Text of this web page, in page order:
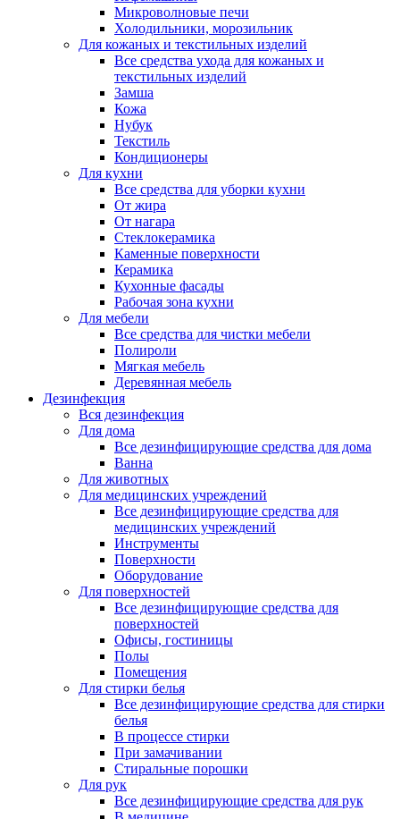
Микроволновые печи
Холодильники, морозильник
Для кожаных и текстильных изделий
Все средства ухода для кожаных и
текстильных изделий
Замша
Кожа
Нубук
Текстиль
Кондиционеры
Для кухни
Все средства для уборки кухни
От жира
От нагара
Стеклокерамика
Каменные поверхности
Керамика
Кухонные фасады
Рабочая зона кухни
Для мебели
Все средства для чистки мебели
Полироли
Мягкая мебель
Деревянная мебель
Дезинфекция
Вся дезинфекция
Для дома
Все дезинфицирующие средства для дома
Ванна
Для животных
Для медицинских учреждений
Все дезинфицирующие средства для
медицинских учреждений
Инструменты
Поверхности
Оборудование
Для поверхностей
Все дезинфицирующие средства для
поверхностей
Офисы, гостиницы
Полы
Помещения
Для стирки белья
Все дезинфицирующие средства для стирки
белья
В процессе стирки
При замачивании
Стиральные порошки
Для рук
Все дезинфицирующие средства для рук